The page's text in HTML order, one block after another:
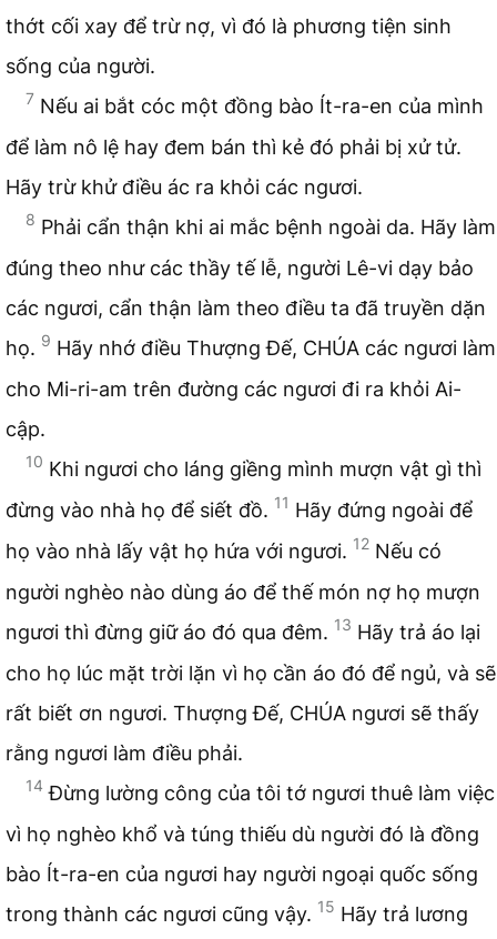
thớt cối xay để trừ nợ, vì đó là phương tiện sinh
sống của người.
7 Nếu ai bắt cóc một đồng bào Ít-ra-en của mình
để làm nô lệ hay đem bán thì kẻ đó phải bị xử tử.
Hãy trừ khử điều ác ra khỏi các ngươi.
8 Phải cẩn thận khi ai mắc bệnh ngoài da. Hãy làm
đúng theo như các thầy tế lễ, người Lê-vi dạy bảo
các ngươi, cẩn thận làm theo điều ta đã truyền dặn
họ. 9 Hãy nhớ điều Thượng Đế, CHÚA các ngươi làm
cho Mi-ri-am trên đường các ngươi đi ra khỏi Ai-
cập.
10 Khi ngươi cho láng giềng mình mượn vật gì thì
đừng vào nhà họ để siết đồ. 11 Hãy đứng ngoài để
họ vào nhà lấy vật họ hứa với ngươi. 12 Nếu có
người nghèo nào dùng áo để thế món nợ họ mượn
ngươi thì đừng giữ áo đó qua đêm. 13 Hãy trả áo lại
cho họ lúc mặt trời lặn vì họ cần áo đó để ngủ, và sẽ
rất biết ơn ngươi. Thượng Đế, CHÚA ngươi sẽ thấy
rằng ngươi làm điều phải.
14 Đừng lường công của tôi tớ ngươi thuê làm việc
vì họ nghèo khổ và túng thiếu dù người đó là đồng
bào Ít-ra-en của ngươi hay người ngoại quốc sống
trong thành các ngươi cũng vậy. 15 Hãy trả lương